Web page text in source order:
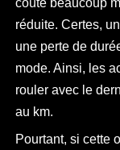
coûte beaucoup
réduite. Certes,
une perte de
mode. Ainsi, les
rouler avec le
au km.
Pourtant, si cette